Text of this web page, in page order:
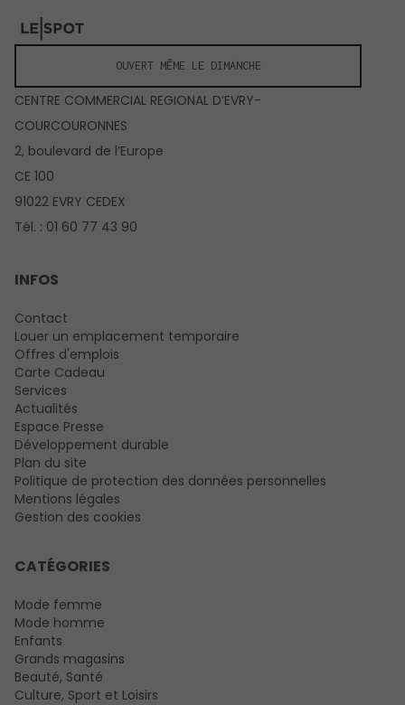
OUVERT MÊME LE DIMANCHE
CENTRE COMMERCIAL REGIONAL D’EVRY-
COURCOURONNES
2, boulevard de l’Europe
CE 100
91022 EVRY CEDEX
Tél. : 01 60 77 43 90
INFOS
Contact
Louer un emplacement temporaire
Offres d'emplois
Carte Cadeau
Services
Actualités
Espace Presse
Développement durable
Plan du site
Politique de protection des données personnelles
Mentions légales
Gestion des cookies
CATÉGORIES
Mode femme
Mode homme
Enfants
Grands magasins
Beauté, Santé
Culture, Sport et Loisirs